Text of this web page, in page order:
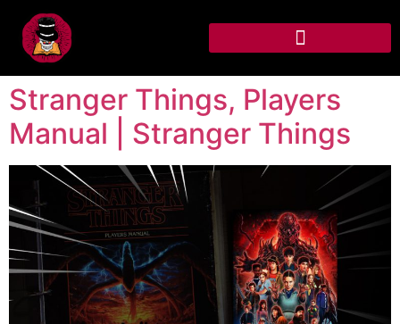
Stranger Things, Players
Manual | Stranger Things